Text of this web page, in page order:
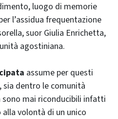
luogo di memorie
l’assidua frequentazione
suor Giulia Enrichetta,
agostiniana.
assume per questi
sia dentro le comunità
mai riconducibili infatti
volontà di un unico